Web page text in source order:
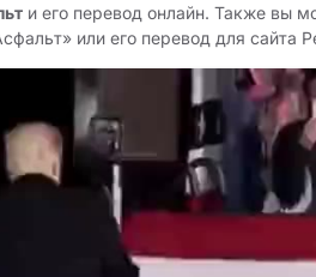
и его перевод онлайн. Также вы
или его перевод для сайта